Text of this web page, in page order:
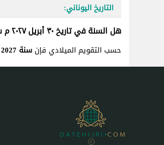
التاريخ اليوناني:
هل السنة في تاريخ ٣٠ أبريل ٢٠٢٧ م سنة كبيسة؟
حسب التقويم الميلادي فإن سنة 2027 ليست سنة كبيسة